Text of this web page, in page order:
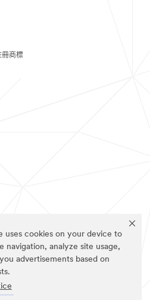
uses cookies on your device to
navigation, analyze site usage,
advertisements based on
冊商標